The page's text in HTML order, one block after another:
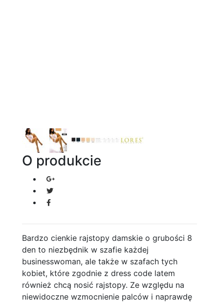
O produkcie
Bardzo cienkie rajstopy damskie o grubości 8
den to niezbędnik w szafie każdej
businesswoman, ale także w szafach tych
kobiet, które zgodnie z dress code latem
również chcą nosić rajstopy. Ze względu na
niewidoczne wzmocnienie palców i naprawdę